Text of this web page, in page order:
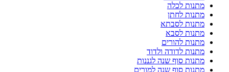
מתנות לכלה
מתנות לחתן
מתנות לסבתא
מתנות לסבא
מתנות להורים
מתנות לדודה ולדוד
מתנות סוף שנה לגננות
מתנות סוף שנה למורים